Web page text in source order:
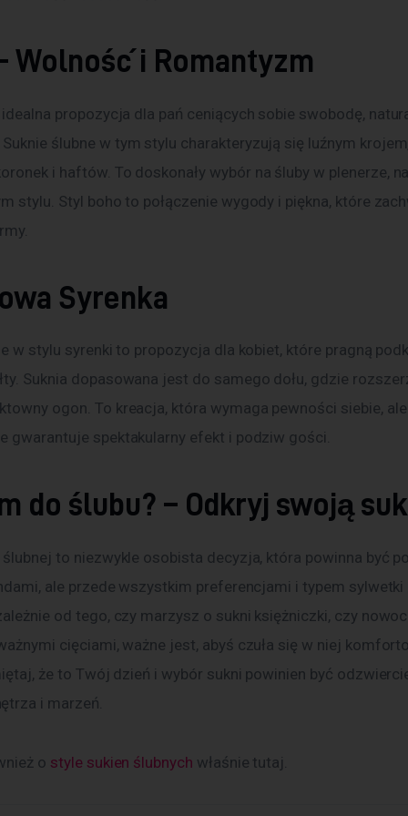
Wolność i Romantyzm
propozycja dla pań ceniących sobie swobodę,
ślubne w tym stylu charakteryzują się luźnym
i haftów. To doskonały wybór na śluby w plenerze,
stylu. Styl boho to połączenie wygody i piękna, które
Syrenka
w stylu syrenki to propozycja dla kobiet, które pragną
Suknia dopasowana jest do samego dołu, gdzie
ogon. To kreacja, która wymaga pewności siebie, ale
gwarantuje spektakularny efekt i podziw gości.
do ślubu? – Odkryj swoją
ślubnej to niezwykle osobista decyzja, która powinna być
ale przede wszystkim preferencjami i typem sylwetki
od tego, czy marzysz o sukni księżniczki, czy
cięciami, ważne jest, abyś czuła się w niej
że to Twój dzień i wybór sukni powinien być
i marzeń.
o style sukien ślubnych właśnie tutaj.